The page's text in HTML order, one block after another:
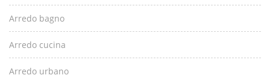
Arredo bagno
Arredo cucina
Arredo urbano